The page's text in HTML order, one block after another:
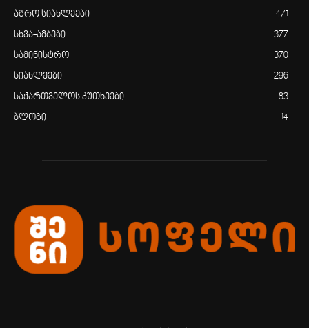
აგრო სიახლეები 471
სხვა-ამბები 377
სამინისტრო 370
სიახლეები 296
საქართველოს კუთხეები 83
ბლოგი 14